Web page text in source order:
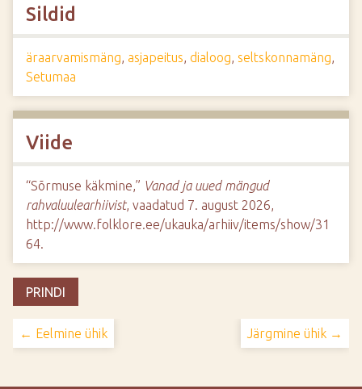
Sildid
äraarvamismäng, asjapeitus, dialoog, seltskonnamäng,
Setumaa
Viide
“Sõrmuse käkmine,” Vanad ja uued mängud
rahvaluulearhiivist, vaadatud 7. august 2026,
http://www.folklore.ee/ukauka/arhiiv/items/show/31
64.
PRINDI
← Eelmine ühik Järgmine ühik →